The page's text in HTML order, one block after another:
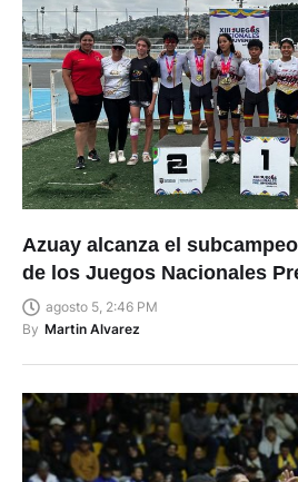
Azuay alcanza el
de los Juegos Nacionales
agosto 5, 2:46 PM
By Martin Alvarez